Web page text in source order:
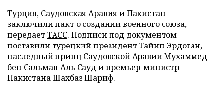
Турция, Саудовская Аравия и Пакистан
заключили пакт о создании военного союза,
передаетТАСС. Подписи под документом
поставили турецкий президент Тайип Эрдоган,
наследный принц Саудовской Аравии Мухаммед
бен Сальман Аль Сауд и премьер-министр
Пакистана Шахбаз Шариф.